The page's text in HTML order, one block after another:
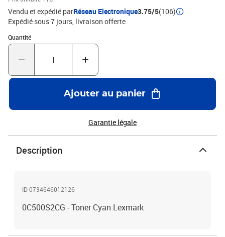
Vendu et expédié parRéseau Electronique3.75/5(106)
Expédié sous 7 jours livraison offerte
Quantité
Quantité : 1
Ajouter au panier
Garantie légale
Description
ID 0734646012126
0C500S2CG - Toner Cyan Lexmark